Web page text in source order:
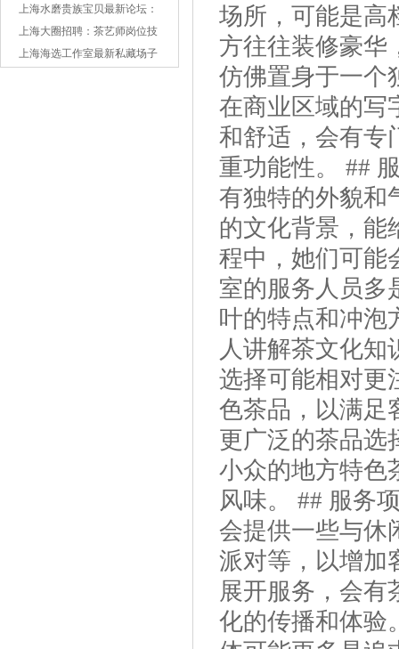
时交流圈，分享嫩茶与故事
上海水磨贵族宝贝最新论坛：
本地热议话题
上海大圈招聘：茶艺师岗位技
能要求_404
上海海选工作室最新私藏场子
场所，可能是高
方往往装修豪华
仿佛置身于一个
在商业区域的写
和舒适，会有专
重功能性。 ##
有独特的外貌和
的文化背景，能
程中，她们可能
室的服务人员多
叶的特点和冲泡
人讲解茶文化知
选择可能相对更
色茶品，以满足
更广泛的茶品选
小众的地方特色
风味。 ## 服务
会提供一些与休
派对等，以增加
展开服务，会有
化的传播和体验